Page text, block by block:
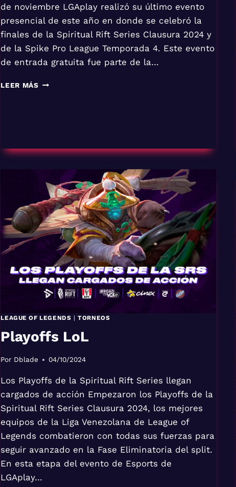
de noviembre LGAplay realizó su último evento
presencial de este año en donde se celebró la
finales de la Spiritual Rift Series Clausura 2024 y
de la Spike Pro League Temporada 4. Este evento
de entrada gratuita fue parte de la…
LEER MÁSULTIMO
LEAGUE OF LEGENDS |TORNEOS
Playoffs LoL
Por Dblade 04/10/2024
Los Playoffs de la Spiritual Rift Series llegan
cargados de acción Empezaron los Playoffs de la
Spiritual Rift Series Clausura 2024, los mejores
equipos de la Liga Venezolana de League of
Legends combatieron con todas sus fuerzas para
seguir avanzado en la Fase Eliminatoria del split.
En esta etapa del evento de Esports de
LGAplay…